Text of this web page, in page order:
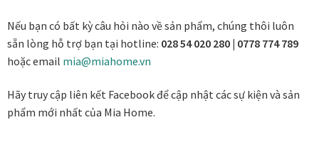
Đóng khung tranh thảm Dubai
Đóng khung ảnh
Đóng khung áo đấu – áo thun
Nếu bạn có bất kỳ câu hỏi nào về sản phẩm, chúng thôi luôn
sẵn lòng hỗ trợ bạn tại hotline: 028 54 020 280 | 0778 774 789
hoặc email mia@miahome.vn
Hãy truy cập liên kết Facebook để cập nhật các sự kiện và sản
phẩm mới nhất của Mia Home.